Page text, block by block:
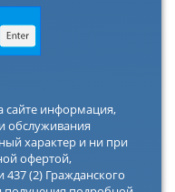
сайте информация,
обслуживания
характер и ни при
офертой,
(2) Гражданского